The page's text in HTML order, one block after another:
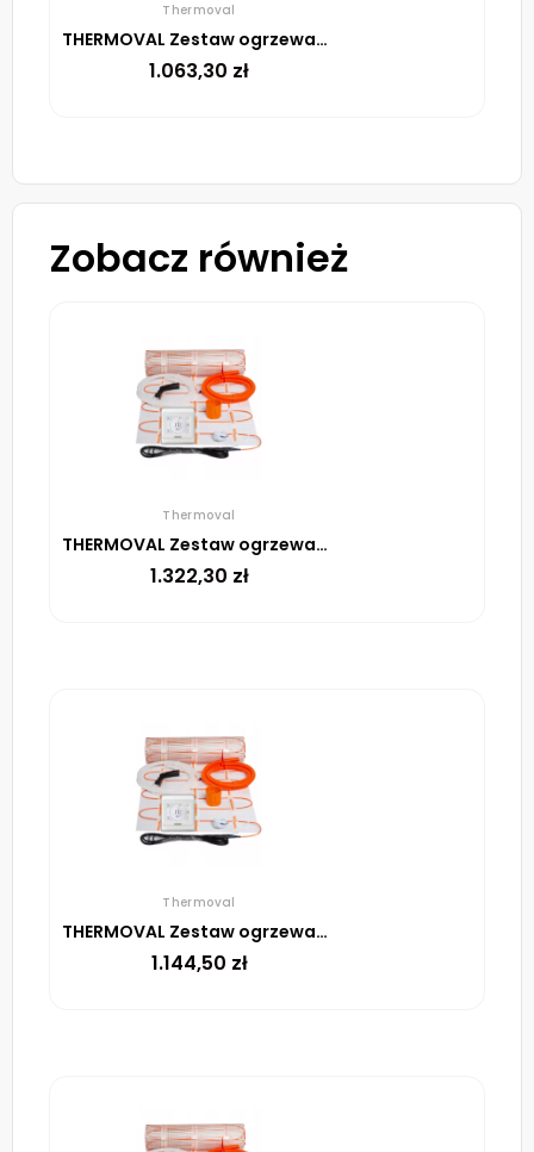
Thermoval
THERMOVAL Zestaw ogrzewania podłogowego – mata TV TO 8m² 170W/m² regulator TT 16 biały
1.063,30 zł
Zobacz również
Thermoval
THERMOVAL Zestaw ogrzewania podłogowego – mata TV TO 10m² 170W/m² regulator TT 16 biały
1.322,30 zł
Thermoval
THERMOVAL Zestaw ogrzewania podłogowego – mata TV TO 9m² 170W/m² regulator TT 16 biały
1.144,50 zł